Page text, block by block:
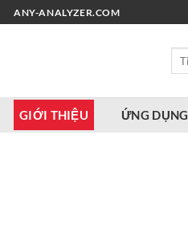
ANY-ANALYZER.COM
GIỚI THIỆU ỨNG DỤNG